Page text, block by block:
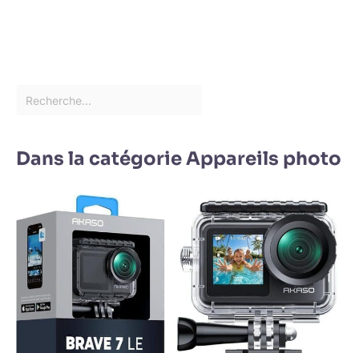
Dans la catégorie Appareils photo